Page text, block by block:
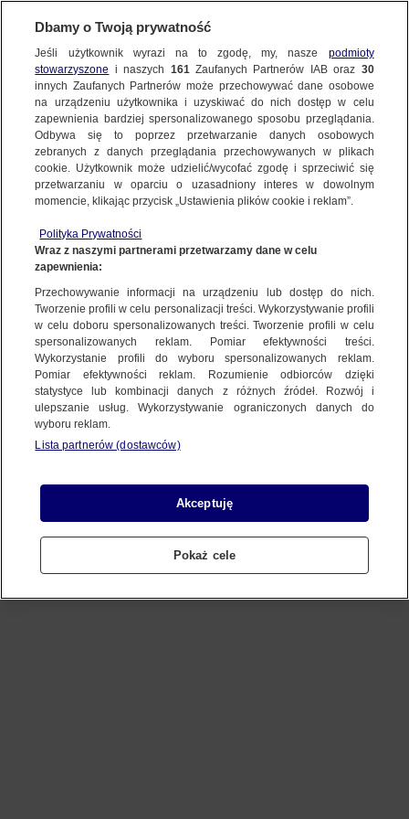
Oops!
Something went wrong. Please try
refreshing the app
Dbamy o Twoją prywatność
Jeśli użytkownik wyrazi na to zgodę, my, nasze podmioty
stowarzyszone i naszych 161Zaufanych Partnerów IAB oraz 30
innych Zaufanych Partnerów może przechowywać dane osobowe
na urządzeniu użytkownika i uzyskiwać do nich dostęp w celu
zapewnienia bardziej spersonalizowanego sposobu przeglądania.
Odbywa się to poprzez przetwarzanie danych osobowych
zebranych z danych przeglądania przechowywanych w plikach
cookie. Użytkownik może udzielić/wycofać zgodę i sprzeciwić się
przetwarzaniu w oparciu o uzasadniony interes w dowolnym
momencie, klikając przycisk „Ustawienia plików cookie i reklam”.
Polityka Prywatności
Wraz z naszymi partnerami przetwarzamy dane w celu
zapewnienia:
Przechowywanie informacji na urządzeniu lub dostęp do nich.
Tworzenie profili w celu personalizacji treści. Wykorzystywanie profili
w celu doboru spersonalizowanych treści. Tworzenie profili w celu
spersonalizowanych reklam. Pomiar efektywności treści.
Wykorzystanie profili do wyboru spersonalizowanych reklam.
Pomiar efektywności reklam. Rozumienie odbiorców dzięki
statystyce lub kombinacji danych z różnych źródeł. Rozwój i
ulepszanie usług. Wykorzystywanie ograniczonych danych do
wyboru reklam.
Lista partnerów (dostawców)
Akceptuję
Pokaż cele